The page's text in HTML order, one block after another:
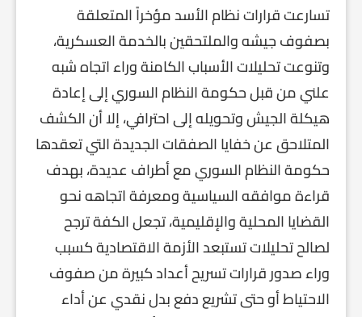
تسارعت قرارات نظام الأسد مؤخراً المتعلقة
بصفوف جيشه والملتحقين بالخدمة العسكرية،
وتنوعت تحليلات الأسباب الكامنة وراء اتجاه شبه
علني من قبل حكومة النظام السوري إلى إعادة
هيكلة الجيش وتحويله إلى احترافي، إلا أن الكشف
المتلاحق عن خفايا الصفقات الجديدة التي تعقدها
حكومة النظام السوري مع أطراف عديدة، بهدف
قراءة موافقه السياسية ومعرفة اتجاهه نحو
القضايا المحلية والإقليمية، تجعل الكفة ترجح
لصالح تحليلات تستبعد الأزمة الاقتصادية كسبب
وراء صدور قرارات تسريح أعداد كبيرة من صفوف
الاحتياط أو حتى تشريع دفع بدل نقدي عن أداء